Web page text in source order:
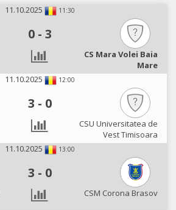
11.10.2025 11:30
0 - 3
CS Mara Volei Baia
Mare
11.10.2025
12:00
3 - 0
CSU Universitatea de
Vest Timisoara
11.10.2025
13:00
3 - 0
CSM Corona Brasov